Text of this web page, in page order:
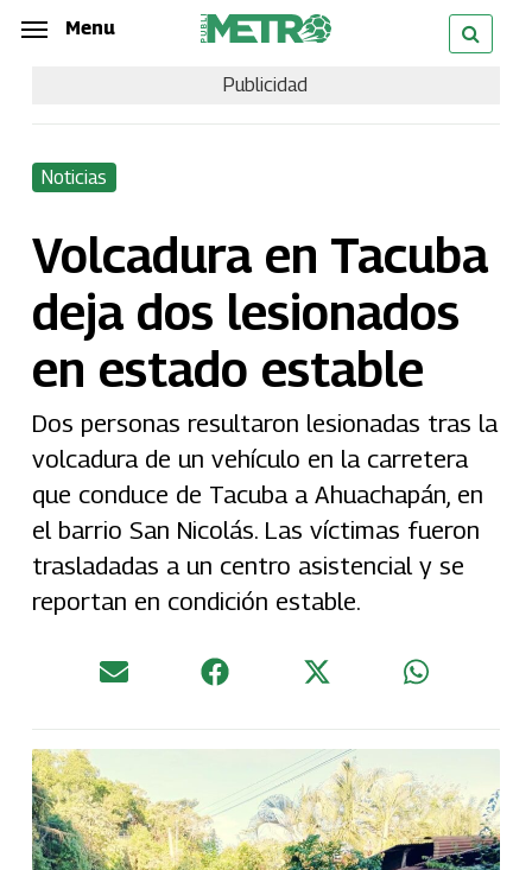
Skip
content
Menu
Publicidad
Noticias
Volcadura en Tacuba
deja dos lesionados
en estado estable
Dos personas resultaron lesionadas tras la
volcadura de un vehículo en la carretera
que conduce de Tacuba a Ahuachapán, en
el barrio San Nicolás. Las víctimas fueron
trasladadas a un centro asistencial y se
reportan en condición estable.
Menu